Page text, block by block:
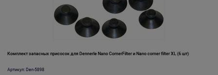
Комплект запасных присосок для Dennerle Nano CornerFilter и Nano corner filter XL (6 шт)
Артикул: Den-5898